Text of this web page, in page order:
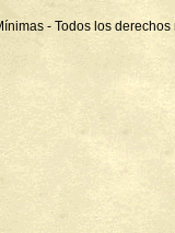
- Todos los